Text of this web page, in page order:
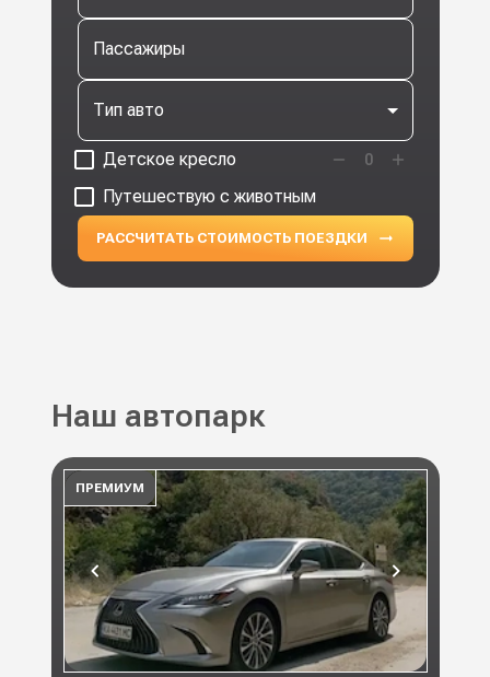
Пассажиры
Тип авто
Детское кресло 0
Путешествую с животным
РАССЧИТАТЬ СТОИМОСТЬ ПОЕЗДКИ
Наш автопарк
ПРЕМИУМ